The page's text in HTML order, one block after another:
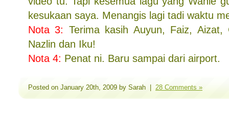
kesukaan saya. Menangis lagi tadi waktu
Nota 3: Terima kasih Auyun, Faiz, Aizat,
Nazlin dan Iku!
Nota 4: Penat ni. Baru sampai dari airport.
Posted on January 20th, 2009 by Sarah | 28 Comments »